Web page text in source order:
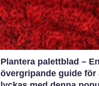
Plantera palettblad –
övergripande guide för